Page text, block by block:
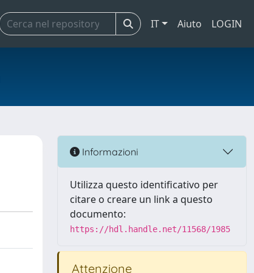
IT Aiuto LOGIN
Informazioni
Utilizza questo identificativo per
citare o creare un link a questo
documento:
https://hdl.handle.net/11568/1985
Attenzione